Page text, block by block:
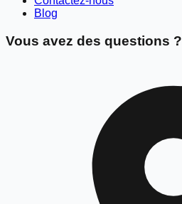
Blog
Vous avez des questions ?